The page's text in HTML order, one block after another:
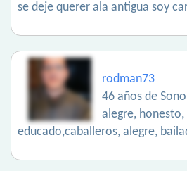
se deje querer ala antigua soy
rodman73
46 años de
alegre,
educado,caballeros, alegre,